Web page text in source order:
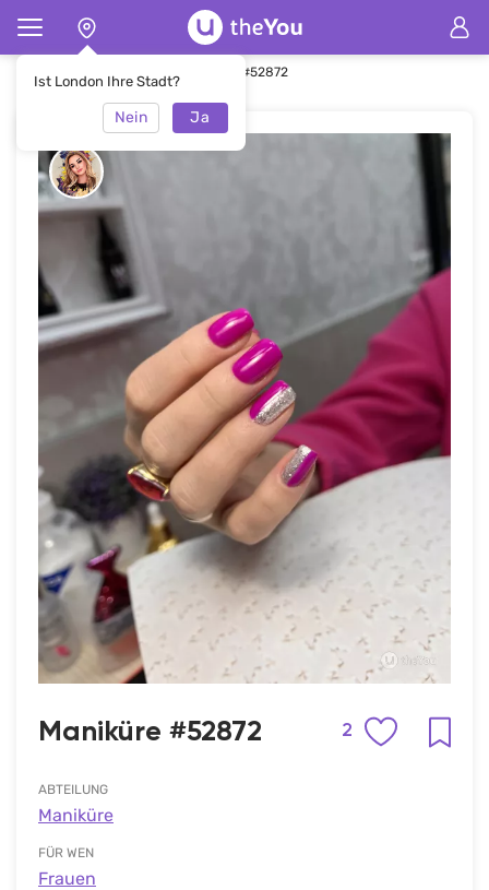
Ist London Ihre Stadt?
Nein Ja
Hauptseite Maniküre Maniküre #52872
Maniküre #52872 2
ABTEILUNG
Maniküre
FÜR WEN
Frauen